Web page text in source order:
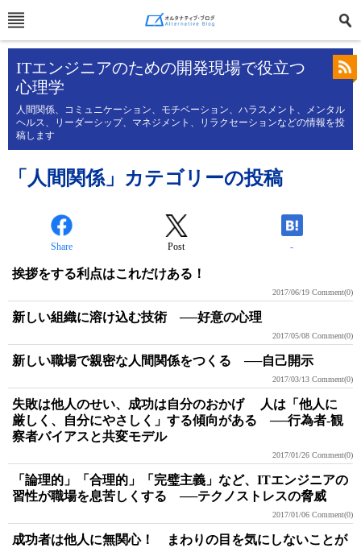
ITエンジニアのための開発現場で役立つ
心理学
人間関係、コミュニケーション、モチベーション、ハラスメント、メンタル
ヘルス、リーダーシップ、マネジメント、リラクセーションなどの情報を投
稿します
「人間関係」カテゴリーの投稿
Share Post -
挨拶をする利点はこれだけある！
2017/06/19 Comment(0)
新しい組織に溶け込む技術 ──好意の心理
2017/05/08 Comment(0)
新しい職場で親密な人間関係をつくる ──自己開示
2017/03/13 Comment(0)
失敗は他人のせい、成功は自分のおかげ 人は「他人に
厳しく、自分にやさしく」する傾向がある ──行為者-観
察者バイアスと共変モデル
2017/01/26 Comment(0)
「論理的」「合理的」「完璧主義」など、ITエンジニアの
習性が職場を息苦しくする ──テクノストレスの脅威
2017/01/06 Comment(0)
成功者は他人に無関心！ まわりの目を気にしないことが